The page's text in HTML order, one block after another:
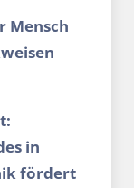
Mensch
in
fördert